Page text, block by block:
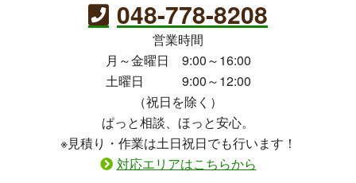
048-778-8208
営業時間
月～金曜日 9:00～16:00
土曜日 9:00～12:00
（祝日を除く）
ぱっと相談、ほっと安心。
※見積り・作業は土日祝日でも行います！
対応エリアはこちらから